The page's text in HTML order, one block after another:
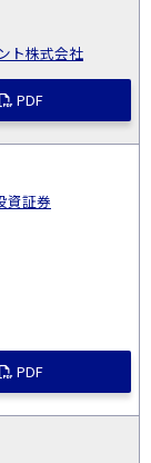
ト株式会社
PDF
資証券
PDF